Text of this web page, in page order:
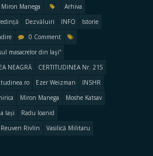
Miron Manega
Arhiva
Dezvăluiri INFO
Istorie
0 Comment
masacrelor din Iaşi“
NEAGRĂ
CERTITUDINEA Nr. 215
Ezer Weizman
INSHR
Miron Manega
Moshe Katsav
Iași
Radu Ioanid
Reuven Rivlin
Vasilică Militaru